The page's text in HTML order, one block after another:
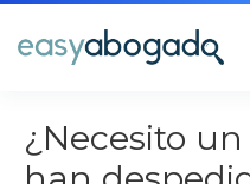
¿Necesito